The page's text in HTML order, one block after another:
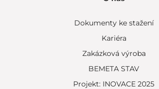
Dokumenty ke stažení
Kariéra
Zakázková výroba
BEMETA STAV
Projekt: INOVACE 2025